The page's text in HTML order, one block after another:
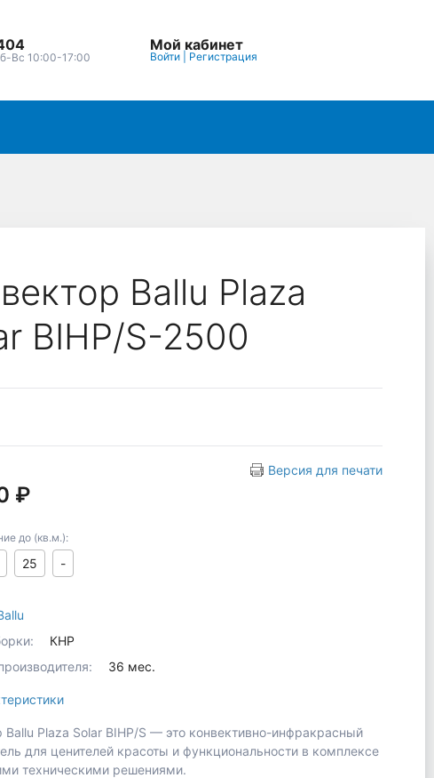
Вс 10:00-17:00
Мой кабинет
Войти| Регистрация
Ballu Plaza
BIHP/S-2500
Версия для печати
₽
до (кв.м.):
25 -
КНР
36 мес.
Ballu Plaza Solar BIHP/S — это конвективно-инфракрасный
для ценителей красоты и функциональности в комплексе
техническими решениями.